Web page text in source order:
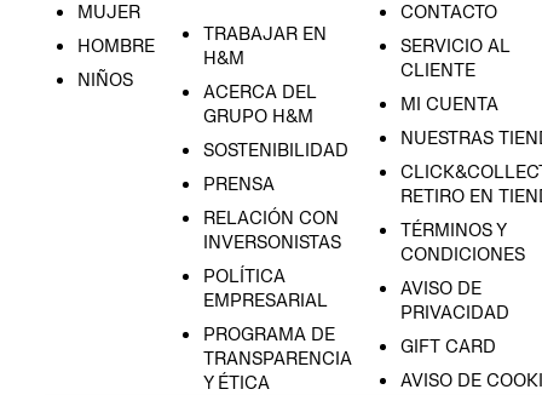
MUJER
HOMBRE
NIÑOS
TRABAJAR EN
H&M
ACERCA DEL
GRUPO H&M
SOSTENIBILIDAD
PRENSA
RELACIÓN CON
INVERSONISTAS
POLÍTICA
EMPRESARIAL
PROGRAMA DE
TRANSPARENCIA
Y ÉTICA
CONTACTO
SERVICIO AL
CLIENTE
MI CUENTA
NUESTRAS
RETIRO EN
TÉRMINOS Y
CONDICIONES
AVISO DE
PRIVACIDAD
GIFT CARD
AVISO DE